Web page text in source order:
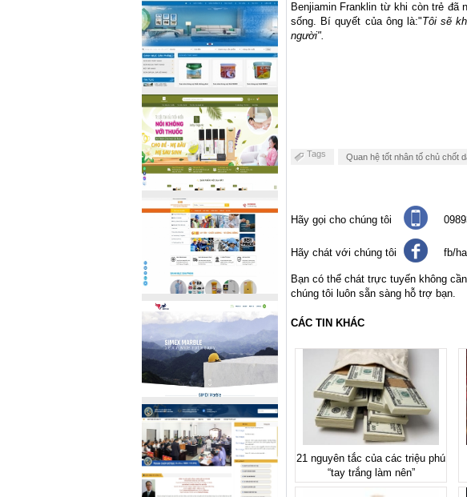
Benjiamin Franklin từ khi còn trẻ đã
sống. Bí quyết của ông là:"Tôi sẽ
người".
Tags Quan hệ tốt nhân tố chủ chốt
Hãy gọi cho chúng tôi
Hãy chát với chúng tôi fb/
Bạn có thể chát trực tuyến không
chúng tôi luôn sẵn sàng hỗ trợ bạn.
CÁC TIN KHÁC
21 nguyên tắc của các triệu phú
“tay trắng làm nên”